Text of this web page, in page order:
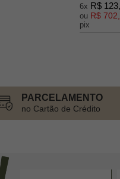
6x R$
ou R$
pix
PARCELAMENTO
no Cartão de Crédito